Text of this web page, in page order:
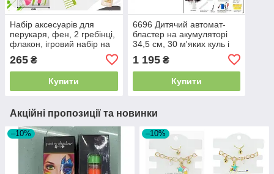
Набір аксесуарів для
перукаря, фен, 2 гребінці,
флакон, ігровий набір на
25х36х8 см
265 ₴
Купити
6696 Дитячий автомат-
бластер на акумуляторі
34,5 см, 30 м'яких куль і
кольори
1 195₴
Купити
Акційні пропозиції та новинки
–10% –10%